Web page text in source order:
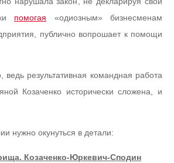
помогая «одиозным» бизнесменам
публично вопрошает к помощи
ведь результативная командная работа
Козаченко исторически сложена, и
нужно окунуться в детали:
Козаченко-Юркевич-Сподин